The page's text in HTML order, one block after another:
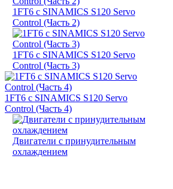
1FT6 с SINAMICS S120 Servo
Control (Часть 2)
1FT6 с SINAMICS S120 Servo
Control (Часть 3)
1FT6 с SINAMICS S120 Servo
Control (Часть 4)
Двигатели с принудительным
охлаждением